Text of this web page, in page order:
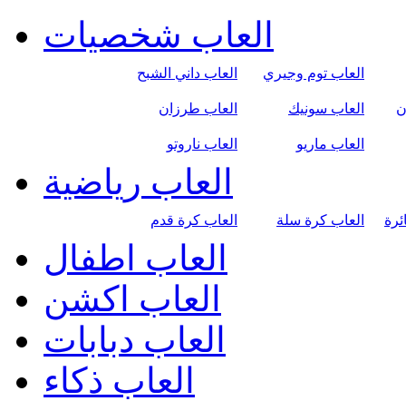
العاب شخصيات
العاب توم وجيري العاب داني الشبح
العاب سونيك العاب طرزان
العاب ماريو العاب ناروتو
العاب رياضية
العاب كرة سلة العاب كرة قدم
العاب اطفال
العاب اكشن
العاب دبابات
العاب ذكاء